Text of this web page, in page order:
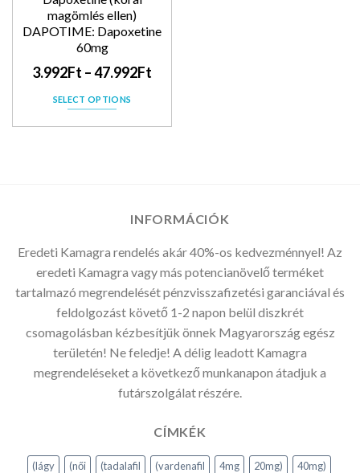
magömlés ellen)
DAPOTIME: Dapoxetine
60mg
3.992Ft –47.992Ft
SELECT OPTIONS
INFORMÁCIÓK
Eredeti Kamagra rendelés akár 40%-os kedvezménnyel! Az
eredeti Kamagra vagy más potencianövelő terméket
tartalmazó megrendelését pénzvisszafizetési garanciával és
feldolgozást követő 1-2 napon belül diszkrét
csomagolásban kézbesítjük önnek Magyarország egész
területén! Ne feledje! A délig leadott Kamagra
megrendeléseket a következő munkanapon átadjuk a
futárszolgálat részére.
CÍMKÉK
(lágy (női (tadalafil (vardenafil 4mg 20mg)
40mg)